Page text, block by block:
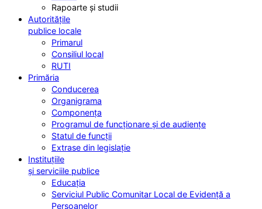
Rapoarte și studii
Autoritățile
publice locale
Primarul
Consiliul local
RUTI
Primăria
Conducerea
Organigrama
Componența
Programul de funcționare și de audiențe
Statul de funcții
Extrase din legislație
Instituțiile
și serviciile publice
Educația
Serviciul Public Comunitar Local de Evidență a
Persoanelor